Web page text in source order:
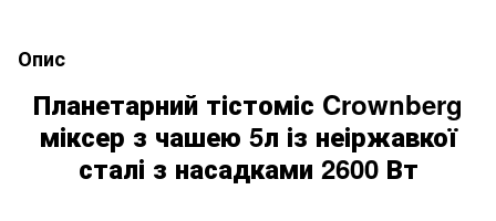
Опис
Планетарний тістоміс Crownberg
міксер з чашею 5л із неіржавкої
сталі з насадками 2600 Вт